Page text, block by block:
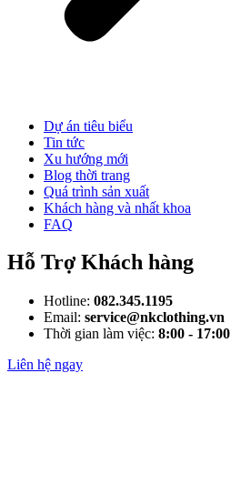
Dự án tiêu biểu
Tin tức
Xu hướng mới
Blog thời trang
Quá trình sản xuất
Khách hàng và nhất khoa
FAQ
Hỗ Trợ Khách hàng
Hotline: 082.345.1195
Email: service@nkclothing.vn
Thời gian làm việc: 8:00 - 17:00
Liên hệ ngay